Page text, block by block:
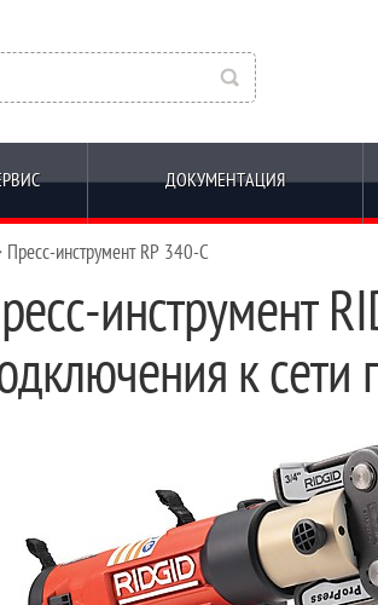
ДОКУМЕНТАЦИЯ
инструмент RP 340-C
инструмент
к сети